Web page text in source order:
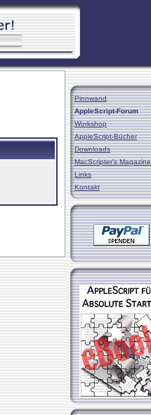
Pinnwand
AppleScript-Forum
Workshop
AppleScript-Bücher
Downloads
MacScripter's Magazine
Links
Kontakt